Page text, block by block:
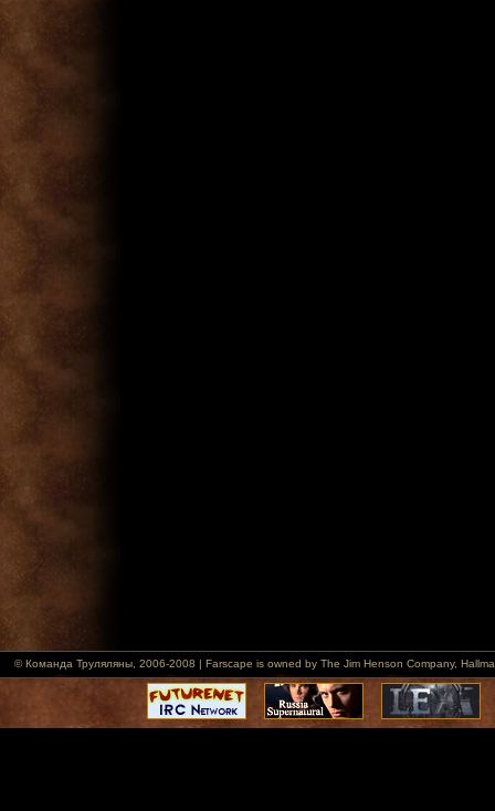
© Команда Труляляны, 2006-2008 | Farscape is owned by The Jim Henson Company,